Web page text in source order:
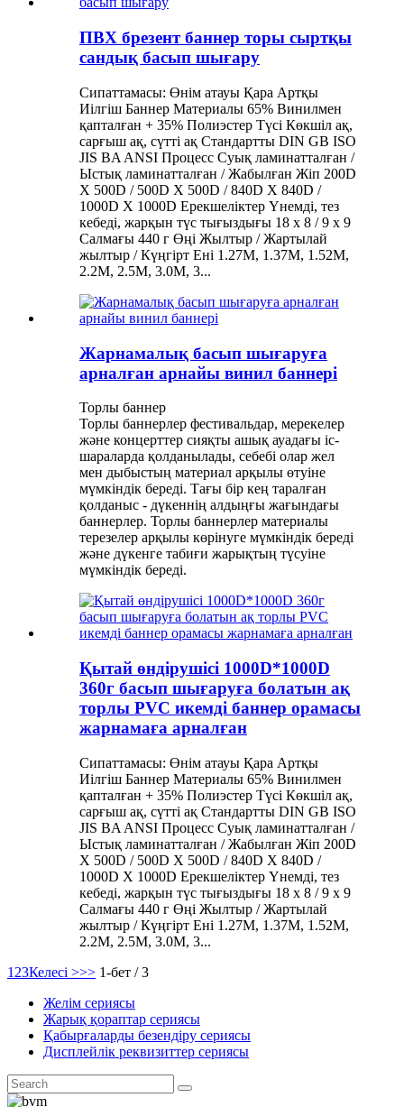
ПВХ брезент баннер торы сыртқы
сандық басып шығару
Сипаттамасы: Өнім атауы Қара Артқы
Иілгіш Баннер Материалы 65% Винилмен
қапталған + 35% Полиэстер Түсі Көкшіл ақ,
сарғыш ақ, сүтті ақ Стандартты DIN GB ISO
JIS BA ANSI Процесс Суық ламинатталған /
Ыстық ламинатталған / Жабылған Жіп 200D
X 500D / 500D X 500D / 840D X 840D /
1000D X 1000D Ерекшеліктер Үнемді, тез
кебеді, жарқын түс тығыздығы 18 x 8 / 9 x 9
Салмағы 440 г Өңі Жылтыр / Жартылай
жылтыр / Күңгірт Ені 1.27M, 1.37M, 1.52M,
2.2M, 2.5M, 3.0M, 3...
Жарнамалық басып шығаруға
арналған арнайы винил баннері
Торлы баннер
Торлы баннерлер фестивальдар, мерекелер
және концерттер сияқты ашық ауадағы іс-
шараларда қолданылады, себебі олар жел
мен дыбыстың материал арқылы өтуіне
мүмкіндік береді. Тағы бір кең таралған
қолданыс - дүкеннің алдыңғы жағындағы
баннерлер. Торлы баннерлер материалы
терезелер арқылы көрінуге мүмкіндік береді
және дүкенге табиғи жарықтың түсуіне
мүмкіндік береді.
Қытай өндірушісі 1000D*1000D
360г басып шығаруға болатын ақ
торлы PVC икемді баннер орамасы
жарнамаға арналған
Сипаттамасы: Өнім атауы Қара Артқы
Иілгіш Баннер Материалы 65% Винилмен
қапталған + 35% Полиэстер Түсі Көкшіл ақ,
сарғыш ақ, сүтті ақ Стандартты DIN GB ISO
JIS BA ANSI Процесс Суық ламинатталған /
Ыстық ламинатталған / Жабылған Жіп 200D
X 500D / 500D X 500D / 840D X 840D /
1000D X 1000D Ерекшеліктер Үнемді, тез
кебеді, жарқын түс тығыздығы 18 x 8 / 9 x 9
Салмағы 440 г Өңі Жылтыр / Жартылай
жылтыр / Күңгірт Ені 1.27M, 1.37M, 1.52M,
2.2M, 2.5M, 3.0M, 3...
1 23Келесі >>> 1-бет / 3
Желім сериясы
Жарық қораптар сериясы
Қабырғаларды безендіру сериясы
Дисплейлік реквизиттер сериясы